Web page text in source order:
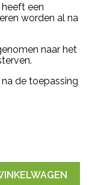
een
worden al na
naar het
de toepassing